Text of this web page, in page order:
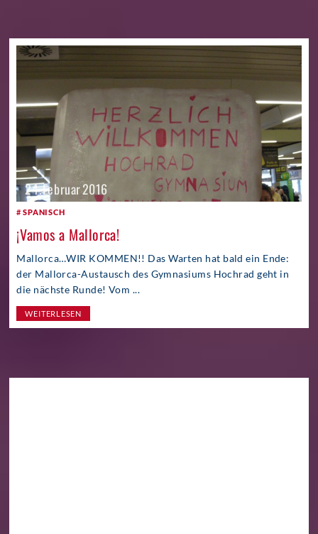
24. Februar 2016
SPANISCH
¡Vamos a Mallorca!
Mallorca…WIR KOMMEN!! Das Warten hat bald ein Ende:
der Mallorca-Austausch des Gymnasiums Hochrad geht in
die nächste Runde! Vom ...
WEITERLESEN